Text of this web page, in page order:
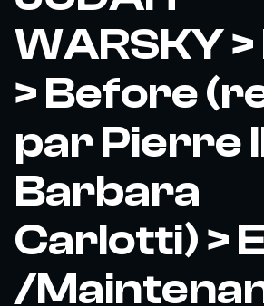
WARSKY
> Before
par Pierre
Barbara
Carlotti) >
/